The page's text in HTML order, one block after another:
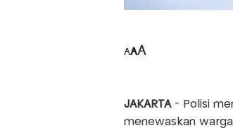
AAA
JAKARTA- Polisi
menewaskan